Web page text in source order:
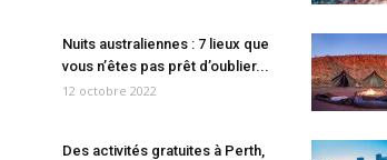
Nuits australiennes : 7 lieux que
vous n’êtes pas prêt d’oublier...
12 octobre 2022
Des activités gratuites à Perth,